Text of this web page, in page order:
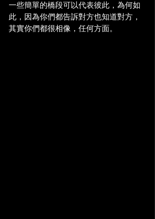
一些簡單的橋段可以代表彼此，為何如
此，因為你們都告訴對方也知道對方，
其實你們都很相像，任何方面。